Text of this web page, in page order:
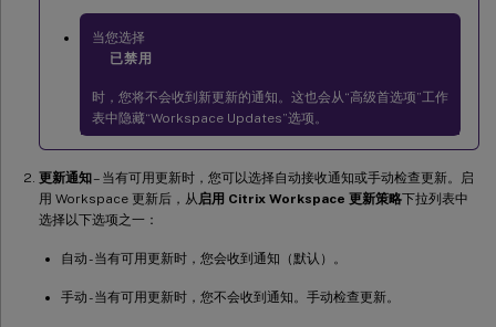
当您选择
已禁用
时，您将不会收到新更新的通知。这也会从“高级首选项”工作
表中隐藏“Workspace Updates”选项。
更新通知– 当有可用更新时，您可以选择自动接收通知或手动检查更新。启
用 Workspace 更新后，从启用 Citrix Workspace 更新策略下拉列表中
选择以下选项之一：
自动 - 当有可用更新时，您会收到通知（默认）。
手动 - 当有可用更新时，您不会收到通知。手动检查更新。